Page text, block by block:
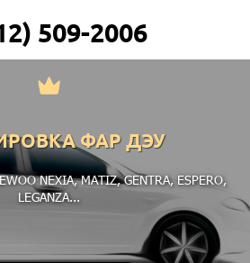
509-2006
ФАР ДЭУ
NEXIA,MATIZ,GENTRA,ESPERO,
LEGANZA...